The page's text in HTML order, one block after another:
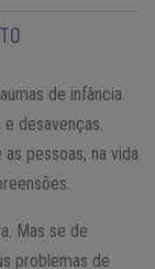
de infância
desavenças.
pessoas, na vida
Mas se de
problemas de